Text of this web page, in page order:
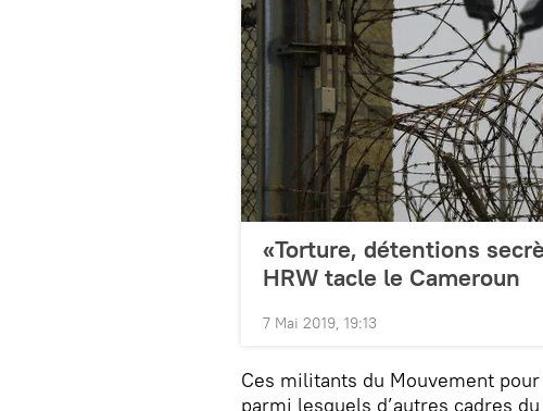
«Torture, détentions
HRW tacle le Cameroun
7 Mai 2019, 19:13
Ces militants du Mouvement
parmi lesquels d’autres cadres